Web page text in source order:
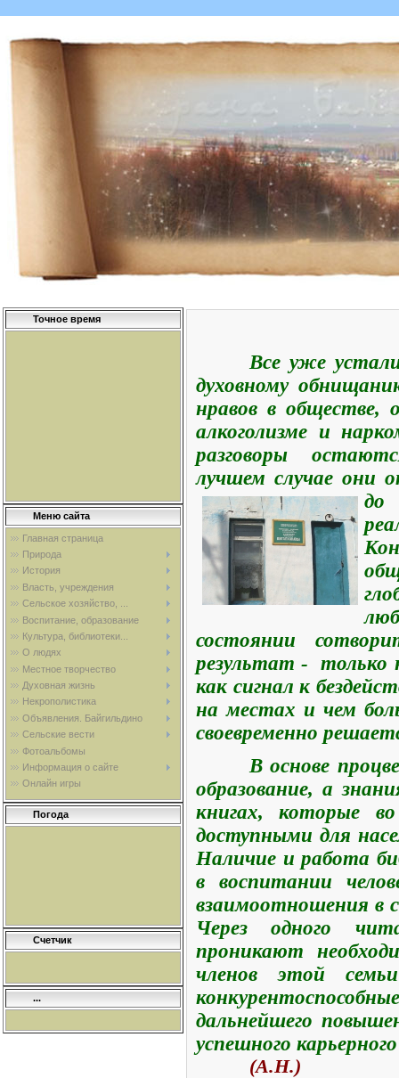
Точное время
Меню сайта
Главная страница
Природа
История
Власть, учреждения
Сельское хозяйство, ...
Воспитание, образование
Культура, библиотеки...
О людях
Местное творчество
Духовная жизнь
Некрополистика
Объявления. Байгильдино
Сельские вести
Фотоальбомы
Информация о сайте
Онлайн игры
Погода
Счетчик
...
Все уже
духовному
нравов в обществе,
алкоголизме и
разговоры
лучшем случае они
состоянии
результат - только
как сигнал к
на местах и чем
своевременно
В основе
образование, а
книгах, которые
доступными для
Наличие и работа
в воспитании
взаимоотношения в
Через одного
проникают
членов этой
дальнейшего
успешного
(А.Н.)